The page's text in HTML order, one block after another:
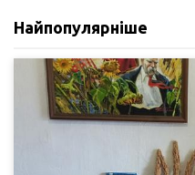
Найпопулярніше